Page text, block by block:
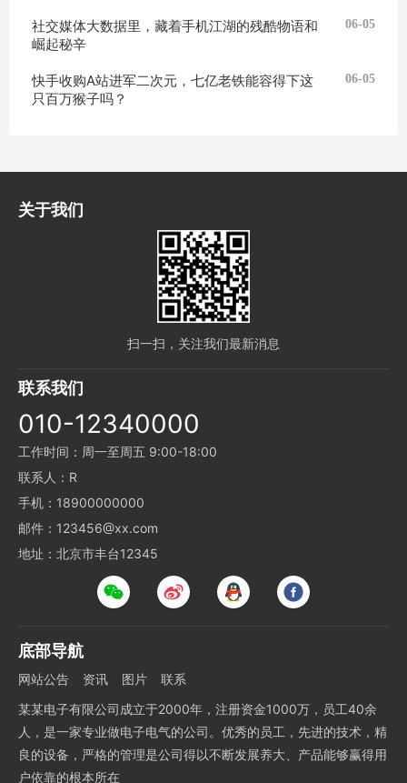
社交媒体大数据里，藏着手机江湖的残酷物语和
崛起秘辛
06-05
快手收购A站进军二次元，七亿老铁能容得下这
只百万猴子吗？
06-05
关于我们
扫一扫，关注我们最新消息
联系我们
010-12340000
工作时间：周一至周五 9:00-18:00
联系人：R
手机：18900000000
邮件：123456@xx.com
地址：北京市丰台12345
底部导航
网站公告 资讯 图片
联系
某某电子有限公司成立于2000年，注册资金1000万，员工40余
人，是一家专业做电子电气的公司。优秀的员工，先进的技术，精
良的设备，严格的管理是公司得以不断发展养大、产品能够赢得用
户依靠的根本所在